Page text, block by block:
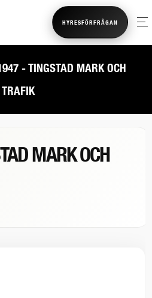
HYRESFÖRFRÅGAN
- TINGSTAD MARK OCH
TRAFIK
MARK OCH